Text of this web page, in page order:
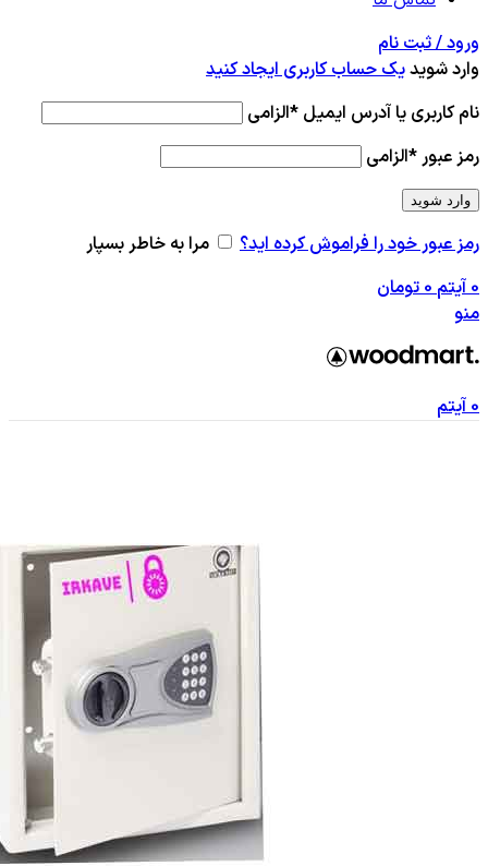
ورود / ثبت نام
وارد شویدیک حساب کاربری ایجاد کنید
نام کاربری یا آدرس ایمیل *الزامی
رمز عبور*الزامی
وارد شوید
رمز عبور خود را فراموش کرده اید؟
مرا به خاطر بسپار
0آیتم 0تومان
منو
0آیتم